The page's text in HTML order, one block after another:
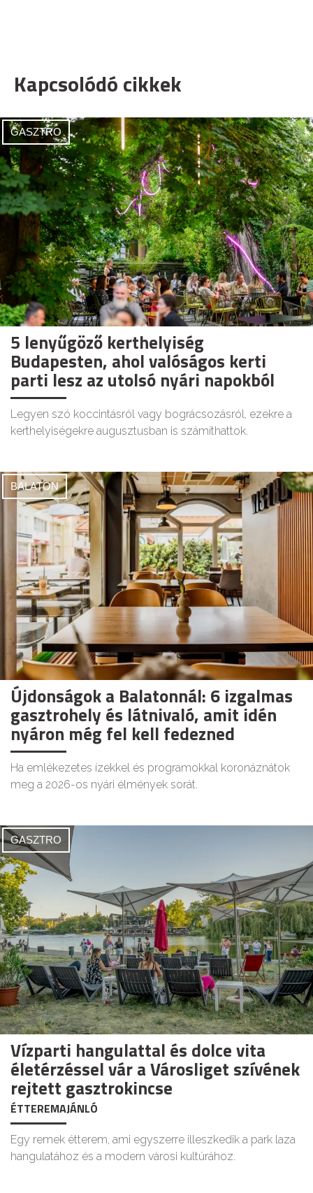
Kapcsolódó cikkek
GASZTRO
5 lenyűgöző kerthelyiség
Budapesten, ahol valóságos kerti
parti lesz az utolsó nyári napokból
Legyen szó koccintásról vagy bográcsozásról, ezekre a
kerthelyiségekre augusztusban is számíthattok.
BALATON
Újdonságok a Balatonnál: 6 izgalmas
gasztrohely és látnivaló, amit idén
nyáron még fel kell fedezned
Ha emlékezetes ízekkel és programokkal koronáznátok
meg a 2026-os nyári élmények sorát.
GASZTRO
Vízparti hangulattal és dolce vita
életérzéssel vár a Városliget szívének
rejtett gasztrokincse
ÉTTEREMAJÁNLÓ
Egy remek étterem, ami egyszerre illeszkedik a park laza
hangulatához és a modern városi kultúrához.